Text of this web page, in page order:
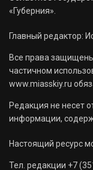
«Губерния».
Главный редактор:
Все права
частичном
www.miasskiy.ru
Редакция не несет
информации,
Настоящий ресурс
Тел. редакции +7